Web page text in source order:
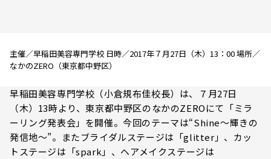
主催／早稲田美容専門学校 日時／2017年７月27日（木）13：00 場所／
なかのZERO（東京都中野区）
早稲田美容専門学校（小倉規布佳校長）は、７月27日
（木）13時より、東京都中野区のなかのZEROにて「ミラ
ーリング発表会」を開催。今回のテーマは“Shine～輝きの
発信地～”。またブライダルステージは「glitter」、カッ
トステージは「spark」、ヘアメイクステージは